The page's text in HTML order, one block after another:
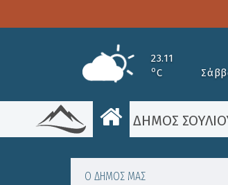
23.11
oC
ΔΗΜΟΣ
Ο ΔΗΜΟΣ ΜΑΣ